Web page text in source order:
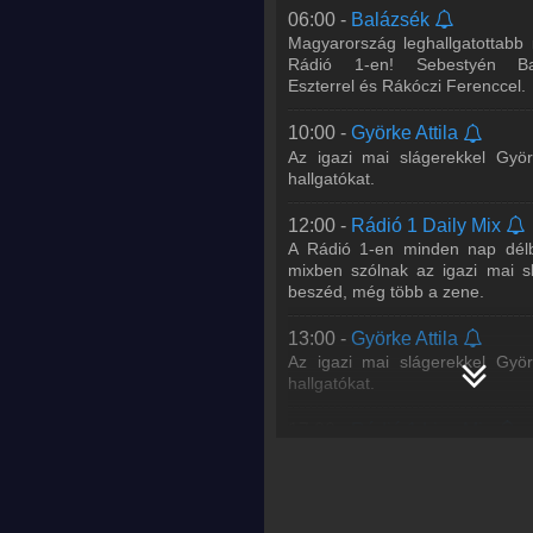
18:00 - Rádió 1
Juhász Gergővel
Hétfőtől péntekig Gergőtől
igazi mai
iga...Tovább >>
20:00 -DISCO*S HIT
A DISCO*S HIT-ben
kedvenc énekeseddel/
a legfontosabb zenei...Tovább
Metzker Viktória
23:00 -WORLD IS MINE
06:00 - Balázsék
Magyarország
Rádió 1-en! Sebestyén
Eszterrel és Rákóczi Ferenccel.
10:00 - Györke Attila
Az igazi mai slágerekkel
hallgatókat.
12:00 - Rádió 1 Daily Mix
A Rádió 1-en minden nap
mixben szólnak az igazi mai
beszéd, még több a zene.
13:00 - Györke Attila
Az igazi mai slágerekkel
hallgatókat.